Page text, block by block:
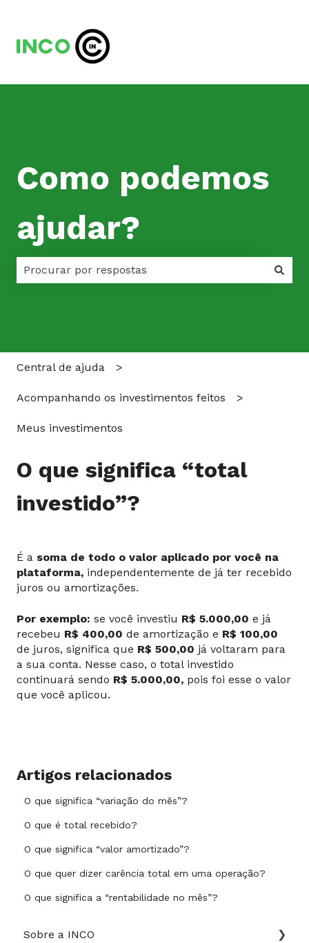
Como podemos
ajudar?
Central de ajuda
Acompanhando os investimentos feitos
Meus investimentos
O que significa “total
investido”?
É a soma de todo o valor aplicado por você na
plataforma, independentemente de já ter recebido
juros ou amortizações.
Por exemplo: se você investiu R$ 5.000,00 e já
recebeu R$ 400,00 de amortização e R$ 100,00
de juros, significa que R$ 500,00 já voltaram para
a sua conta. Nesse caso, o total investido
continuará sendo R$ 5.000,00, pois foi esse o valor
que você aplicou.
Artigos relacionados
O que significa “variação do mês”?
O que é total recebido?
O que significa “valor amortizado”?
O que quer dizer carência total em uma operação?
O que significa a “rentabilidade no mês”?
Sobre a INCO